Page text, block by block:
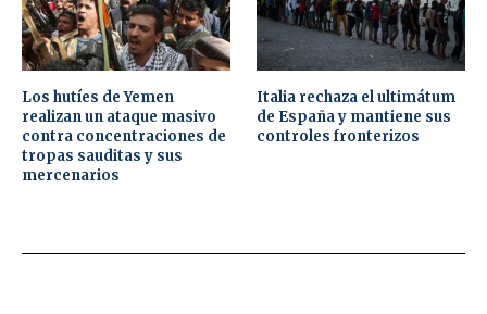
Los hutíes de Yemen
realizan un ataque masivo
contra concentraciones de
tropas sauditas y sus
mercenarios
Italia rechaza el ultimátum
de España y mantiene sus
controles fronterizos